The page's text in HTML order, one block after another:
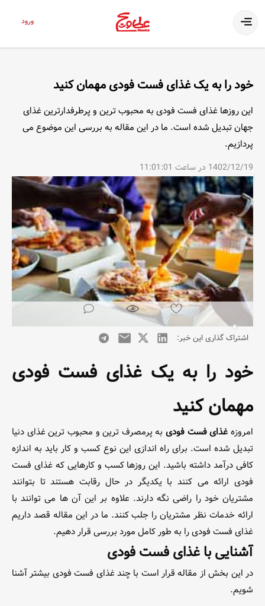
ورود
خود را به یک غذای فست فودی مهمان کنید
1402/12/19 در ساعت 11:01:01
این روزها غذای فست فودی به محبوب ترین و پرطرفدارترین غذای
جهان تبدیل شده است. ما در این مقاله به بررسی این موضوع می
پردازیم.
اشتراک گذاری این خبر:
خود را به یک غذای فست فودی
مهمان کنید
امروزه غذای فست فودیبه پرمصرف ترین و محبوب ترین غذای دنیا
تبدیل شده است. برای راه اندازی این نوع کسب و کار باید به اندازه
کافی درآمد داشته باشید. این روزها کسب و کارهایی که غذای فست
فودی ارائه می کنند با یکدیگر در حال رقابت هستند تا بتوانند
مشتریان خود را راضی نگه دارند. علاوه بر این آن ها می توانند با
ارائه خدمات نظر مشتریان را جلب کنند. ما در این مقاله قصد داریم
غذای فست فودی را به طور کامل مورد بررسی قرار دهیم.
آشنایی با غذای فست فودی
در این بخش از مقاله قرار است با چند غذای فست فودی بیشتر آشنا
شویم.